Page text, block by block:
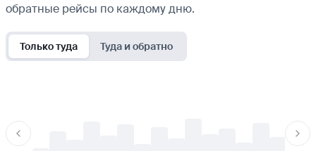
обратные рейсы по каждому дню.
Только туда Туда и обратно